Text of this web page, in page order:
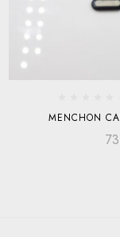
MENCHON